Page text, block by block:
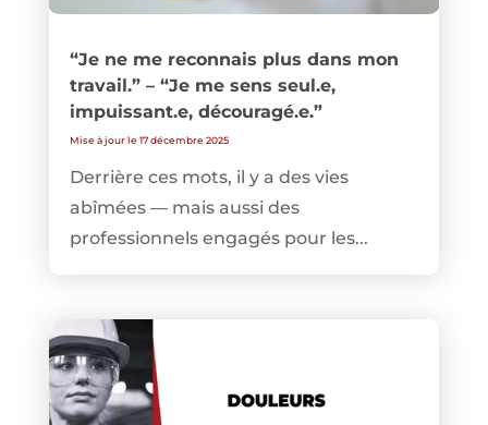
“Je ne me reconnais plus dans mon
travail.” – “Je me sens seul.e,
impuissant.e, découragé.e.”
Mise à jour le 17 décembre 2025
Derrière ces mots, il y a des vies
abîmées — mais aussi des
professionnels engagés pour les...